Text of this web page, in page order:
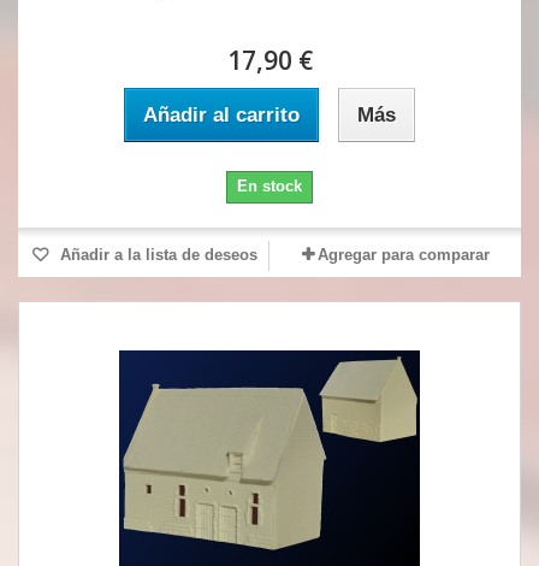
17,90 €
Añadir al carrito Más
En stock
Añadir a la lista de deseos Agregar para comparar